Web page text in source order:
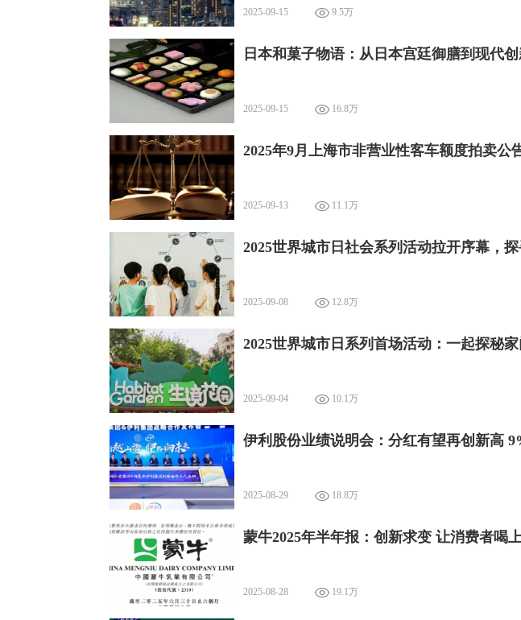
2025-09-15 9.5万
日本和菓子物语：从日本宫廷御膳到现代
2025-09-15 16.8万
2025年9月上海市非营业性客车额度拍卖公
2025-09-13 11.1万
2025世界城市日社会系列活动拉开序幕，
2025-09-08 12.8万
2025世界城市日系列首场活动：一起探秘
2025-09-04 10.1万
伊利股份业绩说明会：分红有望再创新高
2025-08-29 18.8万
蒙牛2025年半年报：创新求变 让消费者喝
2025-08-28 19.1万